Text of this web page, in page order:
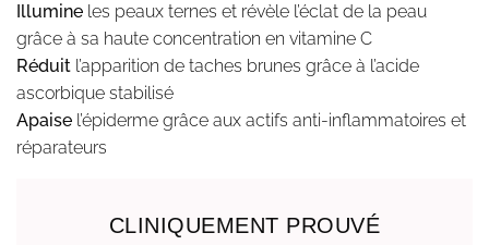
Illumine les peaux ternes et révèle l’éclat de la peau
grâce à sa haute concentration en vitamine C
Réduit l’apparition de taches brunes grâce à l’acide
ascorbique stabilisé
Apaise l’épiderme grâce aux actifs anti-inflammatoires et
réparateurs
CLINIQUEMENT PROUVÉ